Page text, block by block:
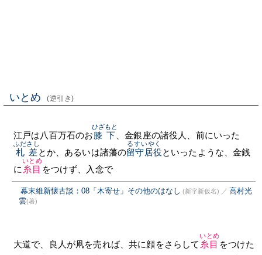
いとめ (逆引き)
江戸は八百万石のお膝下
ひざもと
、金銀座の諸役人、前にいった
札差
ふださし
とか、あるいは諸藩の留守居役
るすいやく
といったような、金銭
に 糸目
いとめ
をつけず、入念で
幕末維新懐古談：08「木寄せ」その他のはなし (新字新仮名) ／ 高村光
雲(著)
大道で、良人が凧を売れば、共に顔をさらして 糸目
いとめ
をつけた